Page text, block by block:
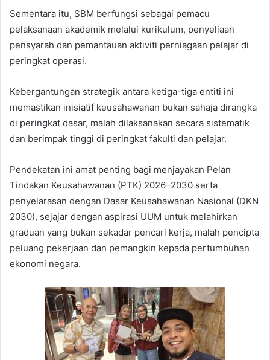
Sementara itu, SBM berfungsi sebagai pemacu
pelaksanaan akademik melalui kurikulum, penyeliaan
pensyarah dan pemantauan aktiviti perniagaan pelajar di
peringkat operasi.
Kebergantungan strategik antara ketiga-tiga entiti ini
memastikan inisiatif keusahawanan bukan sahaja dirangka
di peringkat dasar, malah dilaksanakan secara sistematik
dan berimpak tinggi di peringkat fakulti dan pelajar.
Pendekatan ini amat penting bagi menjayakan Pelan
Tindakan Keusahawanan (PTK) 2026–2030 serta
penyelarasan dengan Dasar Keusahawanan Nasional (DKN
2030), sejajar dengan aspirasi UUM untuk melahirkan
graduan yang bukan sekadar pencari kerja, malah pencipta
peluang pekerjaan dan pemangkin kepada pertumbuhan
ekonomi negara.